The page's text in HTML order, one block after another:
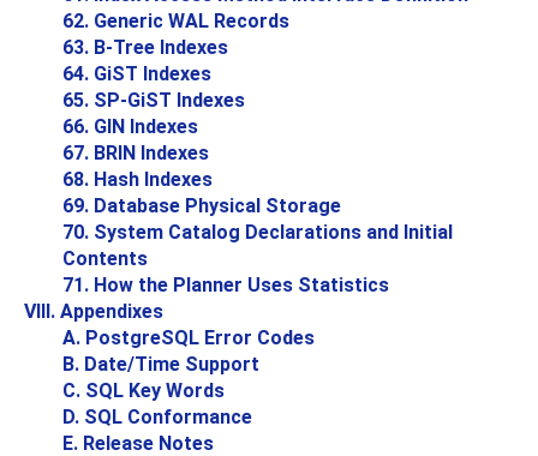
62. Generic WAL Records
63. B-Tree Indexes
64. GiST Indexes
65. SP-GiST Indexes
66. GIN Indexes
67. BRIN Indexes
68. Hash Indexes
69. Database Physical Storage
70. System Catalog Declarations and Initial
Contents
71. How the Planner Uses Statistics
VIII. Appendixes
A. PostgreSQL Error Codes
B. Date/Time Support
C. SQL Key Words
D. SQL Conformance
E. Release Notes